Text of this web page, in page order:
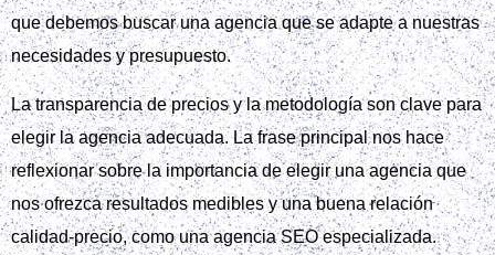
que debemos buscar una agencia que se adapte a nuestras
necesidades y presupuesto.
La transparencia de precios y la metodología son clave para
elegir la agencia adecuada. La frase principal nos hace
reflexionar sobre la importancia de elegir una agencia que
nos ofrezca resultados medibles y una buena relación
calidad-precio, como una agencia SEO especializada.